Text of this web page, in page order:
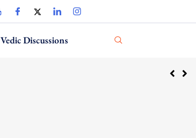
Vedic Discussions